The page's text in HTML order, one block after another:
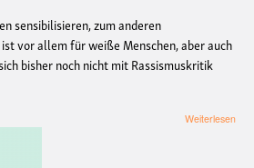
sensibilisieren, zum anderen
vor allem für weiße Menschen, aber auch
bisher noch nicht mit Rassismuskritik
Weiterlesen